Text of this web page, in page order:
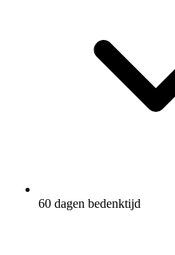
60 dagen bedenktijd